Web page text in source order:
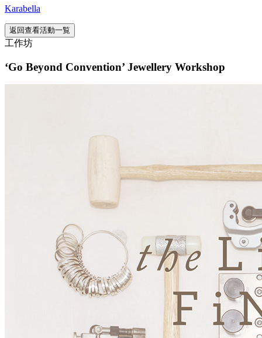
Karabella
返回查看活動一覧
工作坊
‘Go Beyond Convention’ Jewellery Workshop